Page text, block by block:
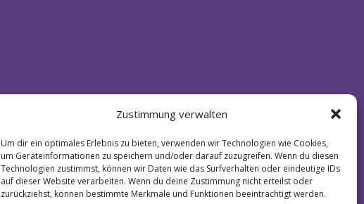
Zustimmung verwalten
Um dir ein optimales Erlebnis zu bieten, verwenden wir Technologien wie Cookies,
um Geräteinformationen zu speichern und/oder darauf zuzugreifen. Wenn du diesen
Technologien zustimmst, können wir Daten wie das Surfverhalten oder eindeutige IDs
auf dieser Website verarbeiten. Wenn du deine Zustimmung nicht erteilst oder
zurückziehst, können bestimmte Merkmale und Funktionen beeinträchtigt werden.